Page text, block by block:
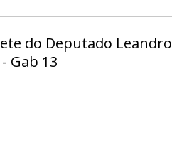
do Deputado Leandro
Gab 13